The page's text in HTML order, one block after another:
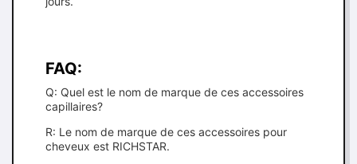
FAQ:
Q: Quel est le nom de marque de ces accessoires
capillaires?
R: Le nom de marque de ces accessoires pour
cheveux est RICHSTAR.